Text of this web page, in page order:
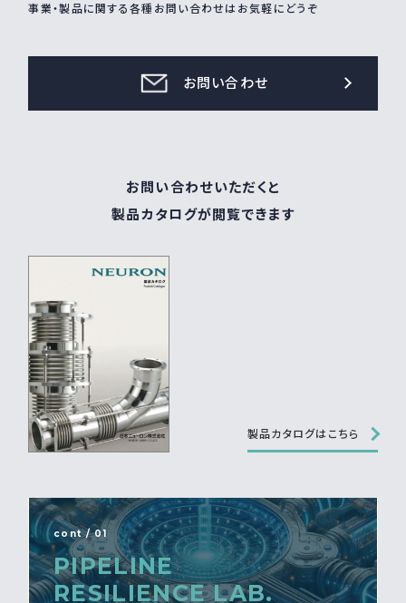
事業・製品に関する各種お問い合わせはお気軽にどうぞ
お問い合わせ
お問い合わせいただくと
製品カタログが閲覧できます
製品カタログはこちら
cont / 01
PIPELINE
RESILIENCE LAB.